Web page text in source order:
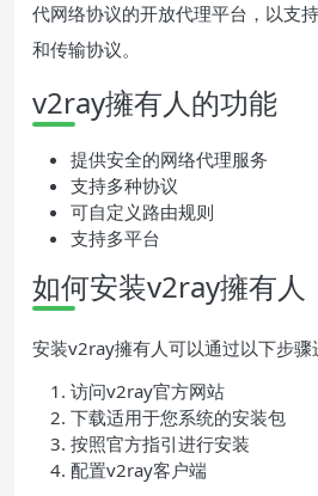
代网络协议的开放代理平台，以支
和传输协议。
v2ray擁有人的功能
提供安全的网络代理服务
支持多种协议
可自定义路由规则
支持多平台
如何安装v2ray擁有人
安装v2ray擁有人可以通过以下步骤
访问v2ray官方网站
下载适用于您系统的安装包
按照官方指引进行安装
配置v2ray客户端